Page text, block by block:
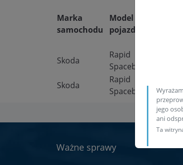
Marka
samochodu
Model
pojazdu
Skoda
Rapid
Spaceback
Skoda
Rapid
Spaceback
Ważne sprawy
jego
ani
Ta